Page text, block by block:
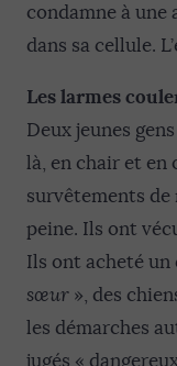
condamne à une
dans sa cellule.
Les larmes
Deux jeunes
là, en chair et en
survêtements de
peine. Ils ont
Ils ont acheté un
sœur », des
les démarches
jugés «